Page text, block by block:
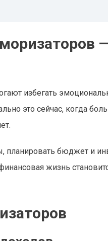
избегать
это сейчас, когда
бюджет и
жизнь